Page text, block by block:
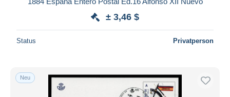
± 3,46 $
Status Privatperson
Neu